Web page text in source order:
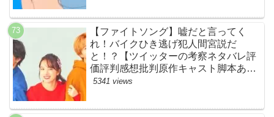
【ファイトソング】嘘だと言ってく
れ！バイクひき逃げ犯人間宮説だ
と！？【ツイッターの考察ネタバレ評
価評判感想批判原作キャスト脚本あら
すじ伏線まとめ犯人黒幕・ドラマ・交
5341 views